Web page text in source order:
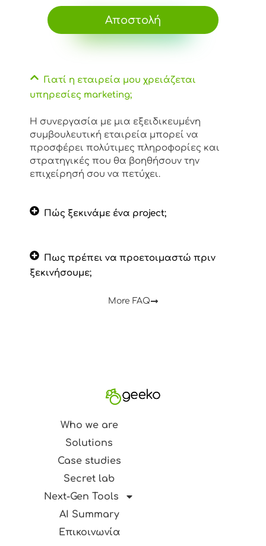
Αποστολή
Γιατί η εταιρεία μου χρειάζεται
υπηρεσίες marketing;
Η συνεργασία με μια εξειδικευμένη
συμβουλευτική εταιρεία μπορεί να
προσφέρει πολύτιμες πληροφορίες και
στρατηγικές που θα βοηθήσουν την
επιχείρησή σου να πετύχει.
Πώς ξεκινάμε ένα project;
Πως πρέπει να προετοιμαστώ πριν
ξεκινήσουμε;
More FAQ
Who we are
Solutions
Case studies
Secret lab
Next-Gen Tools
AI Summary
Επικοινωνία